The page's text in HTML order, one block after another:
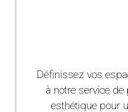
Définissez vos
à notre service de
esthétique pour